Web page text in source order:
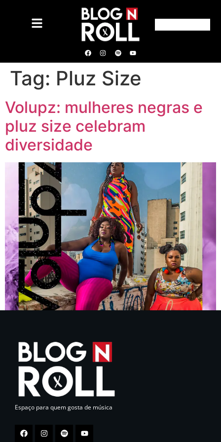
Tag: Pluz Size
Volupz: mulheres negras e
pluz size celebram
diversidade
Espaço para quem gosta de música